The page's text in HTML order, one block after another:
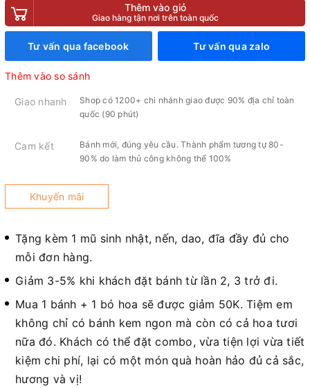
Thêm vào giỏ
Giao hàng tận nơi trên toàn quốc
Tư vấn qua facebook Tư vấn qua zalo
Thêm vào so sánh
Giao nhanh
Shop có 1200+ chi nhánh giao được 90% địa chỉ toàn
quốc (90 phút)
Cam kết
Bánh mới, đúng yêu cầu. Thành phẩm tương tự 80-
90% do làm thủ công không thể 100%
Khuyến mãi
Tặng kèm 1 mũ sinh nhật, nến, dao, đĩa đầy đủ cho
mỗi đơn hàng.
Giảm 3-5% khi khách đặt bánh từ lần 2, 3 trở đi.
Mua 1 bánh + 1 bó hoa sẽ được giảm 50K. Tiệm em
không chỉ có bánh kem ngon mà còn có cả hoa tươi
nữa đó. Khách có thể đặt combo, vừa tiện lợi vừa tiết
kiệm chi phí, lại có một món quà hoàn hảo đủ cả sắc,
hương và vị!